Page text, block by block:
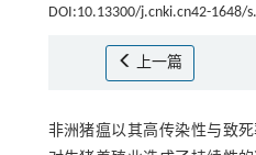
DOI:10.13300/j.cnki.cn42-1648/
上一篇
非洲猪瘟以其高传染性与致